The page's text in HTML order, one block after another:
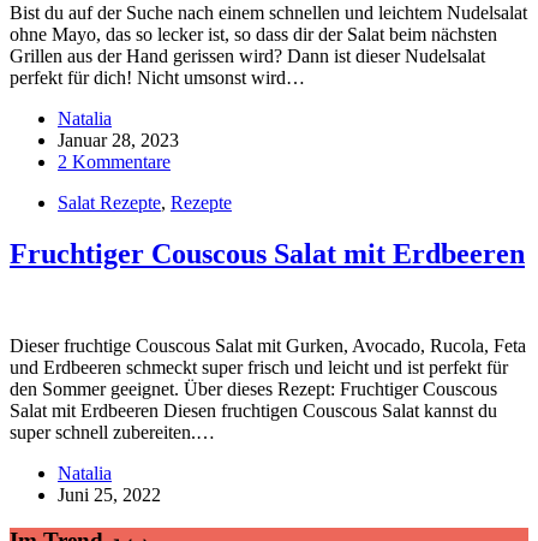
Bist du auf der Suche nach einem schnellen und leichtem Nudelsalat
ohne Mayo, das so lecker ist, so dass dir der Salat beim nächsten
Grillen aus der Hand gerissen wird? Dann ist dieser Nudelsalat
perfekt für dich! Nicht umsonst wird…
Natalia
Januar 28, 2023
2 Kommentare
Salat Rezepte, Rezepte
Fruchtiger Couscous Salat mit Erdbeeren
Dieser fruchtige Couscous Salat mit Gurken, Avocado, Rucola, Feta
und Erdbeeren schmeckt super frisch und leicht und ist perfekt für
den Sommer geeignet. Über dieses Rezept: Fruchtiger Couscous
Salat mit Erdbeeren Diesen fruchtigen Couscous Salat kannst du
super schnell zubereiten.…
Natalia
Juni 25, 2022